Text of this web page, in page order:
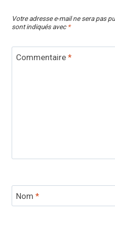
Votre adresse e-mail ne sera pas
sont indiqués avec *
Commentaire *
Nom *